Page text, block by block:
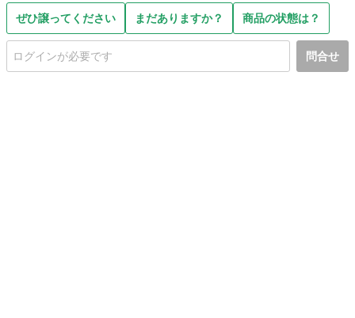
ぜひ譲ってください まだありますか？ 商品の状態は？
問合せ